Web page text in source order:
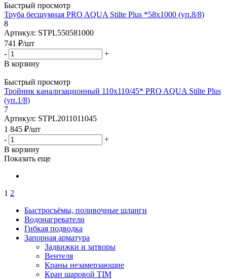
Быстрый просмотр
Труба бесшумная PRO AQUA Stilte Plus *58x1000 (уп.8/8)
8
Артикул: STPL550581000
741 ₽/шт
-
+
В корзину
Быстрый просмотр
Тройник канализационный 110х110/45* PRO AQUA Stilte Plus
(уп.1/8)
7
Артикул: STPL2011011045
1 845 ₽/шт
-
+
В корзину
Показать еще
1 2
Быстросъёмы, поливочные шланги
Водонагреватели
Гибкая подводка
Запорная арматура
Задвижки и затворы
Вентеля
Краны незамерзающие
Кран шаровой TIM